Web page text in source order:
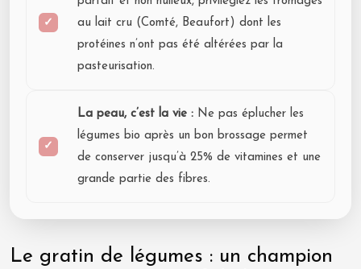
au lait cru (Comté, Beaufort) dont les
protéines n’ont pas été altérées par la
pasteurisation.
La peau, c’est la vie : Ne pas éplucher les
légumes bio après un bon brossage permet
de conserver jusqu’à 25% de vitamines et une
grande partie des fibres.
Le gratin de légumes : un champion